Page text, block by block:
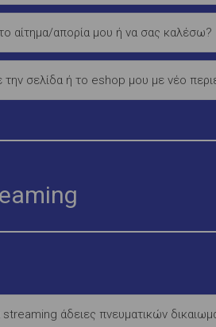
αίτημα/απορία μου ή να σας καλέσω?
την σελίδα ή το eshop μου με νέο
streaming άδειες πνευματικών